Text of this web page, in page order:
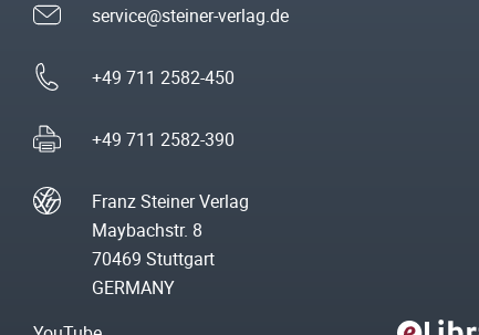
service@steiner-verlag.de
+49 711 2582-450
+49 711 2582-390
Franz Steiner Verlag
Maybachstr. 8
70469 Stuttgart
GERMANY